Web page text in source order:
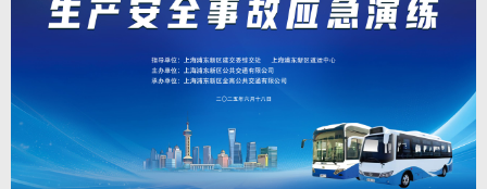
2025-7-6
代新篇章”——2025年上海市交通委员会职工趣
味运动会
职工趣味运动会|“赓续百年工会荣光 谱写新时代新篇章”——2025年上海市交
通委员会职工趣味运动会
查看详情 >